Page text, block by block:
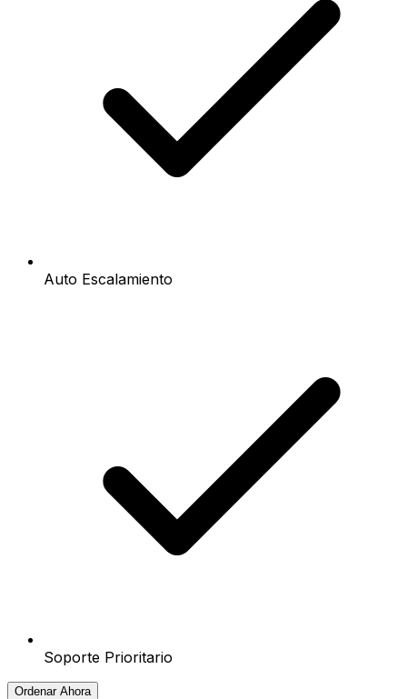
Auto Escalamiento
Soporte Prioritario
Ordenar Ahora